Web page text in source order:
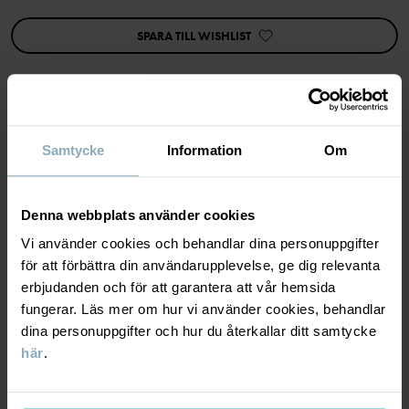
Samtycke Information Om
Denna webbplats använder cookies
Vi använder cookies och behandlar dina personuppgifter
för att förbättra din användarupplevelse, ge dig relevanta
erbjudanden och för att garantera att vår hemsida
fungerar. Läs mer om hur vi använder cookies, behandlar
dina personuppgifter och hur du återkallar ditt samtycke
här.
• Ekologisk bomull
• Randig
Tillverkningsland:Kina
Fabrik:Nantong Xingrong Textile Co Ltd
SPARA TILL WISHLIST
MATERIAL & SKÖTSELRÅD
Material
95% Cotton Organic
5% Elastane
100% Polyester Recycled
Skötselråd
HÅLLBARHET
LEVERANS & RETUR
Leverans & retur
Leverans